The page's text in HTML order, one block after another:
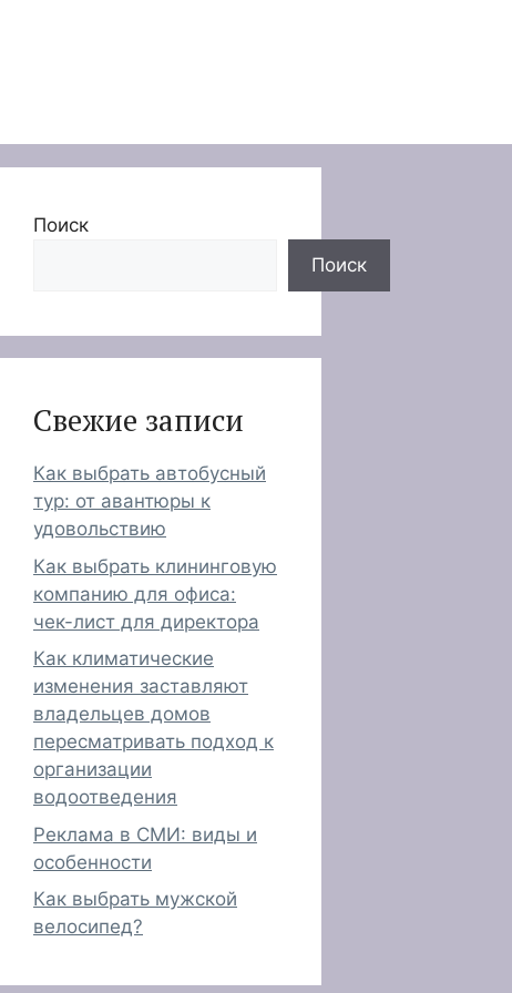
Поиск
Поиск
Свежие записи
Как выбрать автобусный
тур: от авантюры к
удовольствию
Как выбрать клининговую
компанию для офиса:
чек-лист для директора
Как климатические
изменения заставляют
владельцев домов
пересматривать подход к
организации
водоотведения
Реклама в СМИ: виды и
особенности
Как выбрать мужской
велосипед?